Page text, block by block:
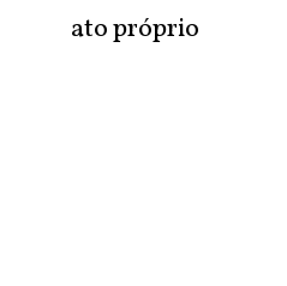
ato próprio